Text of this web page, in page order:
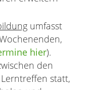
umfasst
hier).
den
statt,